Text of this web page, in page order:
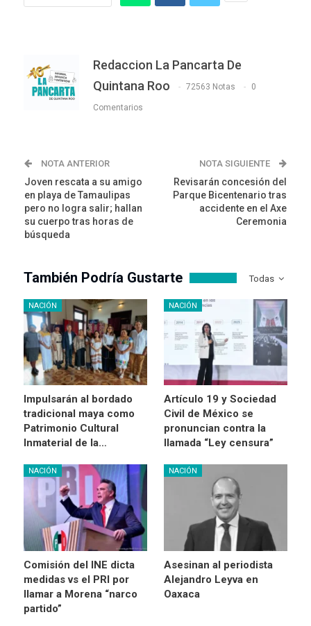
Redaccion La Pancarta De
Quintana Roo
72563 Notas 0
Comentarios
NOTA ANTERIOR
Joven rescata a su amigo
en playa de Tamaulipas
pero no logra salir; hallan
su cuerpo tras horas de
búsqueda
NOTA SIGUIENTE
Revisarán concesión del
Parque Bicentenario tras
accidente en el Axe
Ceremonia
Todas
También Podría Gustarte
NACIÓN
Impulsarán al bordado
tradicional maya como
Patrimonio Cultural
Inmaterial de la…
NACIÓN
Artículo 19 y Sociedad
Civil de México se
pronuncian contra la
llamada “Ley censura”
NACIÓN
Comisión del INE dicta
medidas vs el PRI por
llamar a Morena “narco
partido”
NACIÓN
Asesinan al periodista
Alejandro Leyva en
Oaxaca